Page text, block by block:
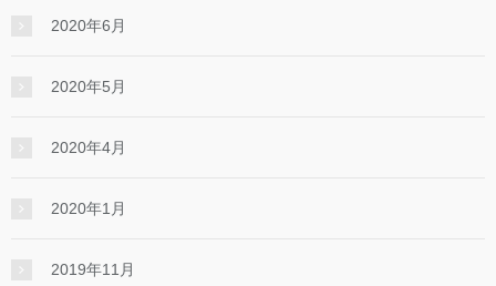
2020年6月
2020年5月
2020年4月
2020年1月
2019年11月